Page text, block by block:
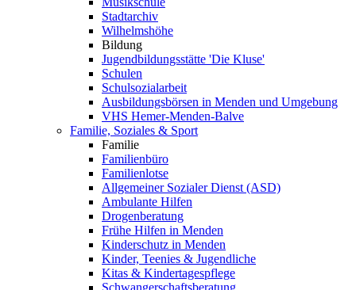
Stadtarchiv
Wilhelmshöhe
Bildung
Jugendbildungsstätte 'Die Kluse'
Schulen
Schulsozialarbeit
Ausbildungsbörsen in Menden und Umgebung
VHS Hemer-Menden-Balve
Familie, Soziales & Sport
Familie
Familienbüro
Familienlotse
Allgemeiner Sozialer Dienst (ASD)
Ambulante Hilfen
Drogenberatung
Frühe Hilfen in Menden
Kinderschutz in Menden
Kinder, Teenies & Jugendliche
Kitas & Kindertagespflege
Schwangerschaftsberatung